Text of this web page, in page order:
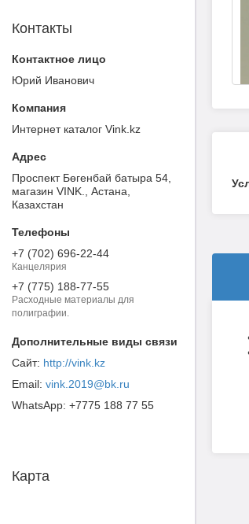
Контакты
Юрий Иванович
Интернет каталог Vink.kz
Проспект Бөгенбай батыра 54,
магазин VINK., Астана,
Казахстан
+7 (702) 696-22-44
Канцелярия
+7 (775) 188-77-55
Расходные материалы для
полиграфии.
http://vink.kz
vink.2019@bk.ru
+7775 188 77 55
Карта